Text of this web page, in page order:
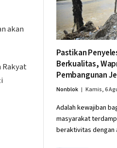
akan
Pastikan
Berkualitas,
Pembangunan
Nonblok Kamis, 6
Adalah kewajiban
masyarakat
beraktivitas dengan